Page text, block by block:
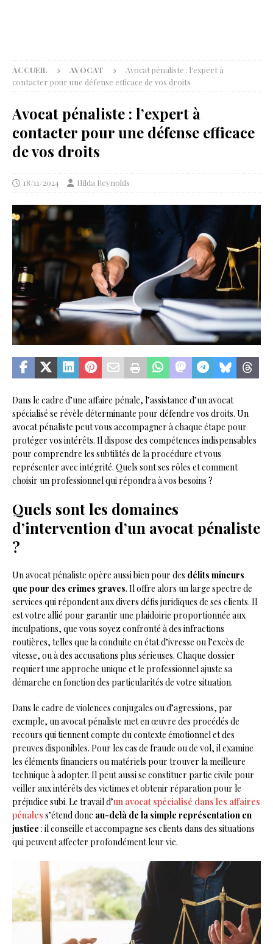
ACCUEIL AVOCAT
Avocat pénaliste : l’expert à
contacter pour une défense efficace de vos droits
Avocat pénaliste : l’expert à
contacter pour une défense efficace
de vos droits
18/11/2024 Hilda Reynolds
Dans le cadre d’une affaire pénale, l’assistance d’un avocat
spécialisé se révèle déterminante pour défendre vos droits. Un
avocat pénaliste peut vous accompagner à chaque étape pour
protéger vos intérêts. Il dispose des compétences indispensables
pour comprendre les subtilités de la procédure et vous
représenter avec intégrité. Quels sont ses rôles et comment
choisir un professionnel qui répondra à vos besoins ?
Quels sont les domaines
d’intervention d’un avocat pénaliste
?
Un avocat pénaliste opère aussi bien pour des délits mineurs
que pour des crimes graves. Il offre alors un large spectre de
services qui répondent aux divers défis juridiques de ses clients. Il
est votre allié pour garantir une plaidoirie proportionnée aux
inculpations, que vous soyez confronté à des infractions
routières, telles que la conduite en état d’ivresse ou l’excès de
vitesse, ou à des accusations plus sérieuses. Chaque dossier
requiert une approche unique et le professionnel ajuste sa
démarche en fonction des particularités de votre situation.
Dans le cadre de violences conjugales ou d’agressions, par
exemple, un avocat pénaliste met en œuvre des procédés de
recours qui tiennent compte du contexte émotionnel et des
preuves disponibles. Pour les cas de fraude ou de vol, il examine
les éléments financiers ou matériels pour trouver la meilleure
technique à adopter. Il peut aussi se constituer partie civile pour
veiller aux intérêts des victimes et obtenir réparation pour le
préjudice subi. Le travail d’un avocat spécialisé dans les affaires
pénales s’étend donc au-delà de la simple représentation en
justice : il conseille et accompagne ses clients dans des situations
qui peuvent affecter profondément leur vie.